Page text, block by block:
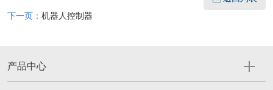
下一页： 机器人控制器
产品中心